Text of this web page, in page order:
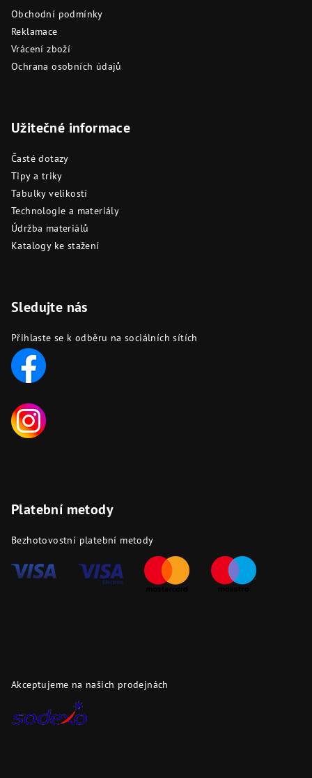
Obchodní podmínky
Reklamace
Vrácení zboží
Ochrana osobních údajů
Užitečné informace
Časté dotazy
Tipy a triky
Tabulky velikostí
Technologie a materiály
Údržba materiálů
Katalogy ke stažení
Sledujte nás
Přihlaste se k odběru na sociálních sítích
Platební metody
Bezhotovostní platební metody
Akceptujeme na našich prodejnách